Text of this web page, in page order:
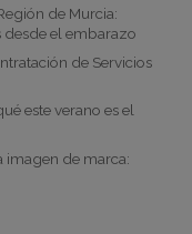
de Murcia:
el embarazo
de Servicios
este verano es el
imagen de marca: